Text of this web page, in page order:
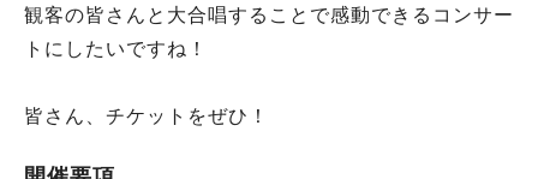
観客の皆さんと大合唱することで感動できるコンサー
トにしたいですね！
皆さん、チケットをぜひ！